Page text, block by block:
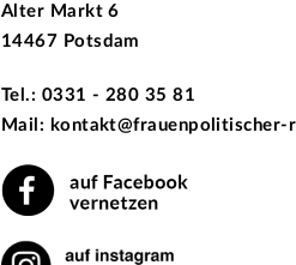
Alter Markt 6
14467 Potsdam
Tel.: 0331 - 280 35 81
Mail: kontakt@frauenpolitischer-